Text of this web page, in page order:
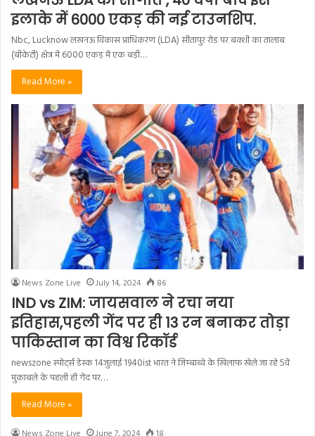
इलाके में 6000 एकड़ की नई टाउनशिप.
Nbc, Lucknow लखनऊ विकास प्राधिकरण (LDA) सीतापुर रोड पर बक्शी का तालाब
(बीकेटी) क्षेत्र में 6000 एकड़ में एक बड़ी…
Read More »
News Zone Live July 14, 2024 86
IND vs ZIM: जायसवाल ने रचा नया
इतिहास,पहली गेंद पर ही 13 रन बनाकर तोड़ा
पाकिस्तान का विश्व रिकॉर्ड
newszone स्पोर्ट्स डेस्क 14जुलाई 1940ist भारत ने जिम्बाब्वे के खिलाफ खेले जा रहे 5वें
मुकाबले के पहली ही गेंद पर…
Read More »